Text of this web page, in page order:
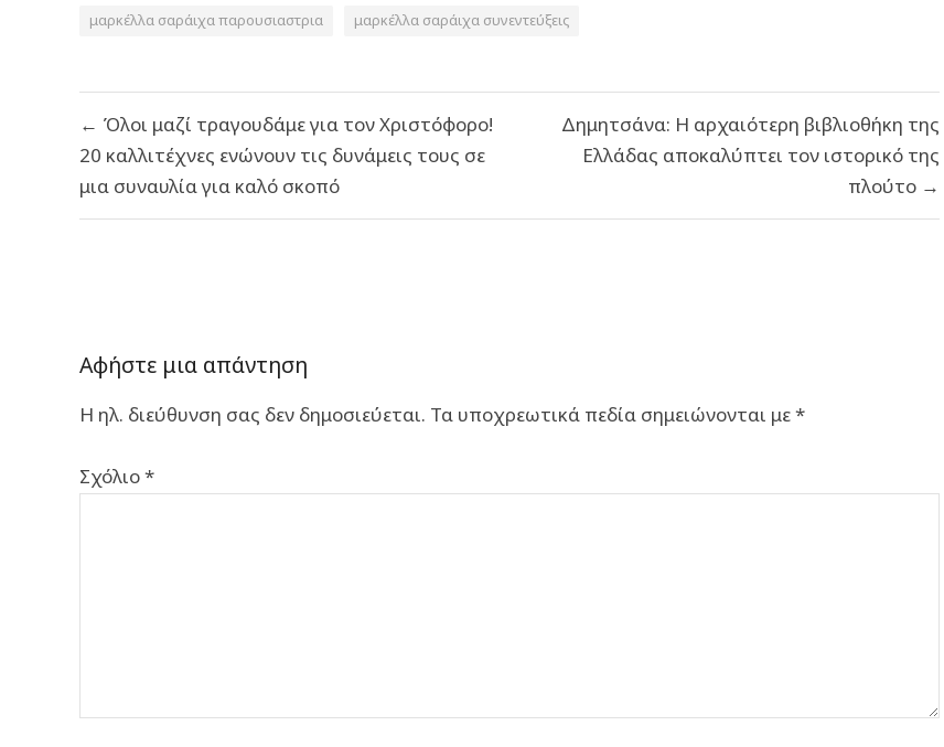
μαρκέλλα σαράιχα παρουσιαστρια μαρκέλλα σαράιχα συνεντεύξεις
άρθρων
← Όλοι μαζί τραγουδάμε για τον Χριστόφορο!
20 καλλιτέχνες ενώνουν τις δυνάμεις τους σε
μια συναυλία για καλό σκοπό
Δημητσάνα: Η αρχαιότερη βιβλιοθήκη της
Ελλάδας αποκαλύπτει τον ιστορικό της
πλούτο →
Αφήστε μια απάντηση
Η ηλ. διεύθυνση σας δεν δημοσιεύεται. Τα υποχρεωτικά πεδία σημειώνονται με*
Σχόλιο*